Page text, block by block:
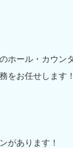
ホール・カウン
をお任せします！
があります！